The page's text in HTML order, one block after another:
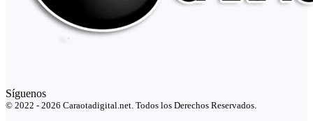
Síguenos
© 2022 - 2026 Caraotadigital.net. Todos los Derechos Reservados.